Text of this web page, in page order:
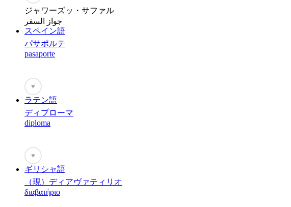
ジャワーズッ・サファル
جواز السفر
スペイン語
パサポルテ
pasaporte
♥
ラテン語
ディプローマ
diploma
♥
ギリシャ語
（現）ディアヴァティリオ
διαβατήριο